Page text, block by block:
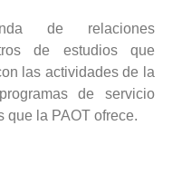
de relaciones
de estudios que
las actividades de la
de servicio
que la PAOT ofrece.